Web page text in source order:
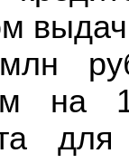
на